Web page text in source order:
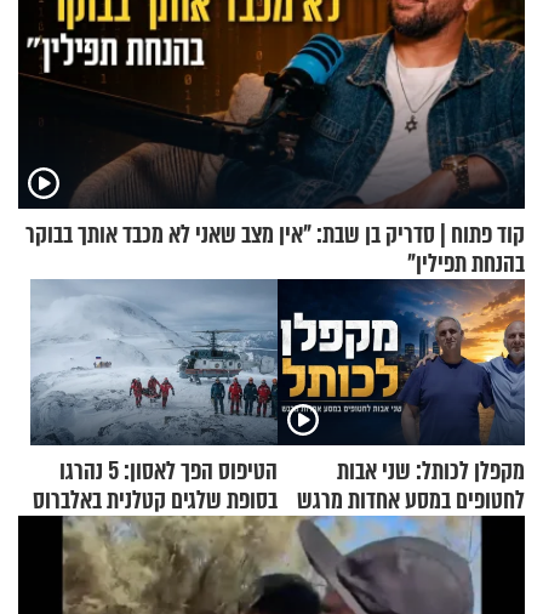
קוד פתוח | סדריק בן שבת: "אין מצב שאני לא מכבד אותך בבוקר
בהנחת תפילין"
מקפלן לכותל: שני אבות
לחטופים במסע אחדות מרגש
הטיפוס הפך לאסון: 5 נהרגו
בסופת שלגים קטלנית באלברוס